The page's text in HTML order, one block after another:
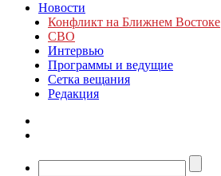
Новости
Конфликт на Ближнем Востоке
СВО
Интервью
Программы и ведущие
Сетка вещания
Редакция